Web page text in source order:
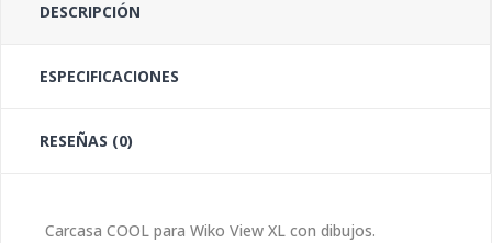
DESCRIPCIÓN
ESPECIFICACIONES
RESEÑAS (0)
Carcasa COOL para Wiko View XL con dibujos.